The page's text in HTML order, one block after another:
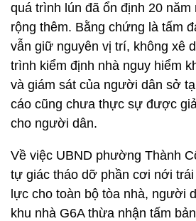
quá trình lún đã ổn định 20 năm
rộng thêm. Bằng chứng là tấm
vẫn giữ nguyên vị trí, không xê
trình kiểm định nhà nguy hiểm
và giám sát của người dân sở
cáo cũng chưa thực sự được
cho người dân.
Về việc UBND phường Thành
tự giác tháo dỡ phần cơi nới
lực cho toàn bộ tòa nhà, người
khu nhà G6A thừa nhận tấm